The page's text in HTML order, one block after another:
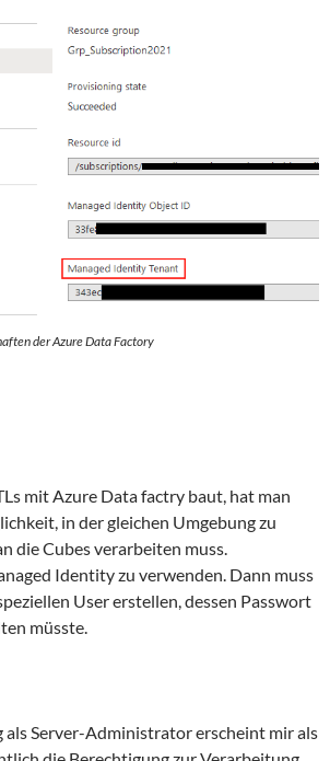
der Azure Data Factory
mit Azure Data factry baut, hat man
in der gleichen Umgebung zu
die Cubes verarbeiten muss.
Identity zu verwenden. Dann muss
User erstellen, dessen Passwort
müsste.
als Server-Administrator erscheint mir als